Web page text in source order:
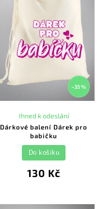
–35 %
Dárkové balení Dárek pro
babičku
Ihned k odeslání
130 Kč
Do košíku